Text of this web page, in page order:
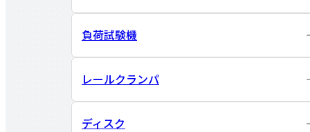
負荷試験機
レールクランパ
ディスク